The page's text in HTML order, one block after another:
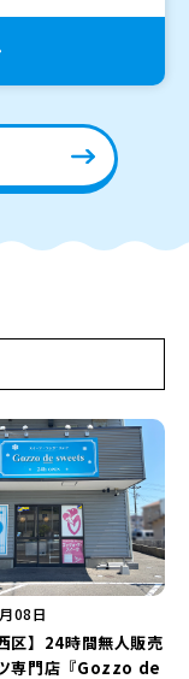
08日
区】24時間無人販売
専門店『Gozzo de